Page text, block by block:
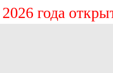
года открыт!!!